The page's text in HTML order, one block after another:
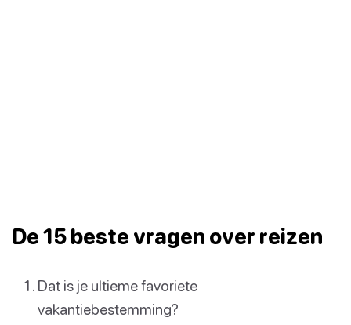
De 15 beste vragen over reizen
Dat is je ultieme favoriete
vakantiebestemming?